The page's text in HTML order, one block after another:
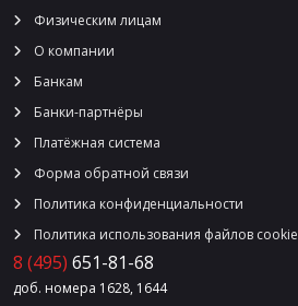
Физическим лицам
О компании
Банкам
Банки-партнёры
Платёжная система
Форма обратной связи
Политика конфиденциальности
Политика использования файлов cookie
8 (495) 651-81-68
доб. номера 1628, 1644